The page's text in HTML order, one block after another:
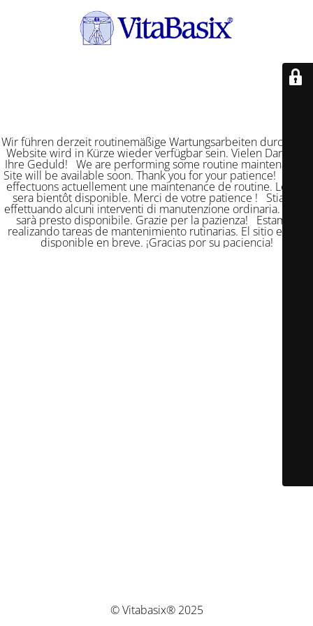
Wir führen derzeit routinemäßige Wartungsarbeiten durch. Die
Website wird in Kürze wieder verfügbar sein. Vielen Dank für
Ihre Geduld! We are performing some routine maintenance.
Site will be available soon. Thank you for your patience! Nous
effectuons actuellement une maintenance de routine. Le site
sera bientôt disponible. Merci de votre patience ! Stiamo
effettuando alcuni interventi di manutenzione ordinaria. Il sito
sarà presto disponibile. Grazie per la pazienza! Estamos
realizando tareas de mantenimiento rutinarias. El sitio estará
disponible en breve. ¡Gracias por su paciencia!
© Vitabasix® 2025